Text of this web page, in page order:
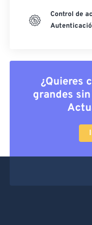
Control de
¿Quieres
grandes